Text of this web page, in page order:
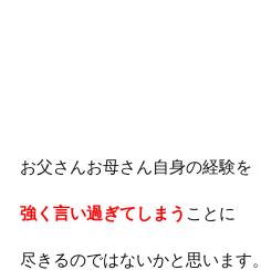
お父さんお母さん自身の経験を
強く言い過ぎてしまう ことに
尽きるのではないかと 思います。